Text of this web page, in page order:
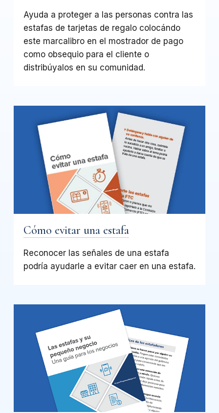
Ayuda a proteger a las personas contra las
estafas de tarjetas de regalo colocándo
este marcalibro en el mostrador de pago
como obsequio para el cliente o
distribúyalos en su comunidad.
Cómo evitar una estafa
Reconocer las señales de una estafa
podría ayudarle a evitar caer en una estafa.